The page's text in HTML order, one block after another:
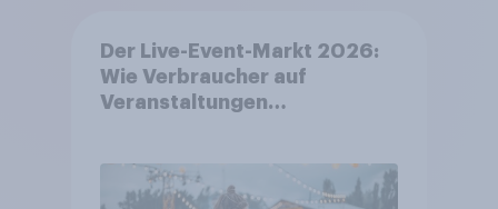
Der Live-Event-Markt 2026:
Wie Verbraucher auf
Veranstaltungen